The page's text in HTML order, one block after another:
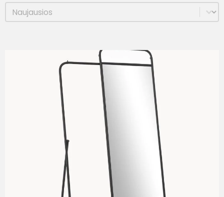
Rūšiuoti prekes
Rūšiuoti prekes